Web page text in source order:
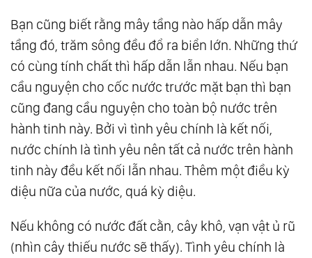
118.Độc Lập - Tự Do - Hạnh Phúc
119.Cách Mạng Nội Tâm - Cuộc Cách Mạng
Lớn Nhất Của Loài Người
120.Thế Giới Bên Trong - Thế Giới Bên Ngoài
121.Khổ Đế - Cầu Bất Đắc Khổ
122. Thân - Tâm - Trí: Hành Trình Trở Về Với
Không
123.Đối Diện Nỗi Sợ - Hành Trình Trở Về Với
124.Chỉ Hai Dạng Người Có Thể Vào Được
Nước Thiên Đàng
Bạn cũng biết rằng mây tầng nào hấp dẫn mây
tầng đó, trăm sông đều đổ ra biển lớn. Những thứ
có cùng tính chất thì hấp dẫn lẫn nhau. Nếu bạn
cầu nguyện cho cốc nước trước mặt bạn thì bạn
cũng đang cầu nguyện cho toàn bộ nước trên
hành tinh này. Bởi vì tình yêu chính là kết nối,
nước chính là tình yêu nên tất cả nước trên hành
tinh này đều kết nối lẫn nhau. Thêm một điều kỳ
diệu nữa của nước, quá kỳ diệu.
Nếu không có nước đất cằn, cây khô, vạn vật ủ rũ
(nhìn cây thiếu nước sẽ thấy). Tình yêu chính là